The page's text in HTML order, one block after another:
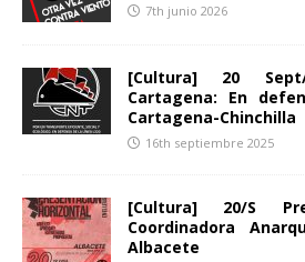
7th junio 2026
[Cultura] 20
Cartagena: En
Cartagena-Chinchilla
16th septiembre 2025
[Cultura] 20/S
Coordinadora
Albacete